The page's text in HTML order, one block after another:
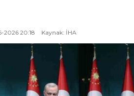
2026 20:18 Kaynak: İHA